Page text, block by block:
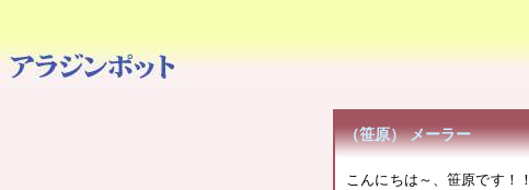
（笹原） メーラー
こんにちは～、笹原です！！